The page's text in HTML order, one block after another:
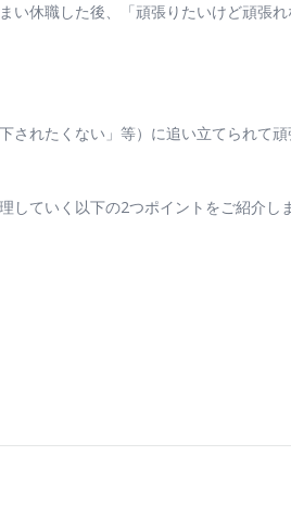
い休職した後、「頑張りたいけど頑張
されたくない」等）に追い立てられて
ていく以下の2つポイントをご紹介し